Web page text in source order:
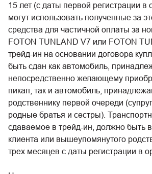
15 лет (с даты первой регистрации в
могут использовать полученные за
средства для частичной оплаты за
FOTON TUNLAND V7 или FOTON
трейд-ин на основании договора
быть сдан как автомобиль,
непосредственно желающему
пикап, так и автомобиль,
родственнику первой очереди
родные братья и сестры).
сдаваемое в трейд-ин, должно быть
клиента или вышеупомянутого
трех месяцев с даты регистрации в